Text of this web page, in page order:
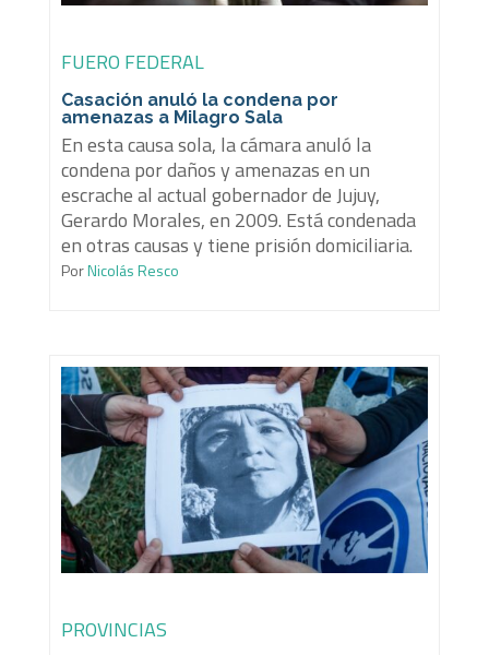
FUERO FEDERAL
Casación anuló la condena por
amenazas a Milagro Sala
En esta causa sola, la cámara anuló la
condena por daños y amenazas en un
escrache al actual gobernador de Jujuy,
Gerardo Morales, en 2009. Está condenada
en otras causas y tiene prisión domiciliaria.
PorNicolás Resco
PROVINCIAS